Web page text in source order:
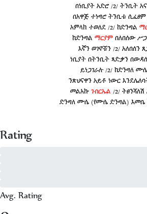
በነቢያት አድሮ /2/ ትንቢት
በአዋጅ ተነግሮ ትንቢቱ ሲፈፀም
አምላክ ተወለደ /2/ ከድንግል
ከድንግል ማርያምበለበሰው ሥጋ
እኛን ወገኖቹን /2/ አለበሰን
ነቢያት በትንቢት ጻድቃን
ይነጋገራሉ /2/ ከድንግለ ሙሴ
ንጽህናዋን አይቶ ነውር
መልአኩ ገብርኤል /2/ ትፀንሻለሽ
ድንግለ ሙሴ (የሙሴ ድንግል) እመቤ
Rating
Avg. Rating